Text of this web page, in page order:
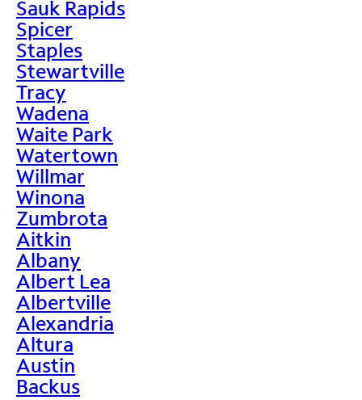
Sauk Rapids
Spicer
Staples
Stewartville
Tracy
Wadena
Waite Park
Watertown
Willmar
Winona
Zumbrota
Aitkin
Albany
Albert Lea
Albertville
Alexandria
Altura
Austin
Backus